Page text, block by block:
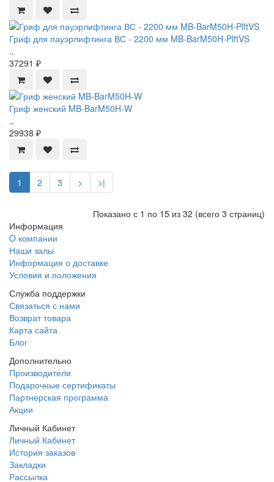
Гриф для пауэрлифтинга ВС - 2200 мм MB-BarM50H-PlftVS
..
37291 ₽
Гриф женский MB-BarM50H-W
..
29938 ₽
1 2 3 > >|
Показано с 1 по 15 из 32 (всего 3 страниц)
Информация
O компании
Наши залы
Информация о доставке
Условия и положения
Служба поддержки
Связаться с нами
Возврат товара
Карта сайта
Блог
Дополнительно
Производители
Подарочные сертификаты
Партнерская программа
Акции
Личный Кабинет
Личный Кабинет
История заказов
Закладки
Рассылка